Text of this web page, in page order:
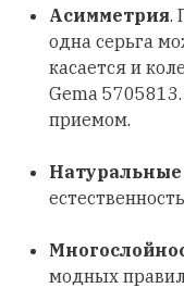
Асимметрия.
одна серьга
касается и
Gema
приемом.
модных